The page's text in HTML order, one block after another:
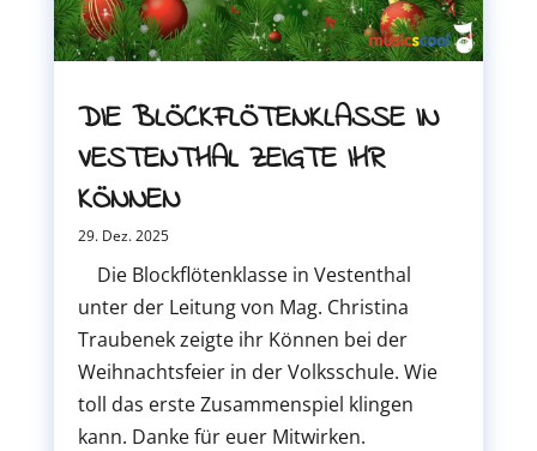
DIE BLÖCKFLÖTENKLASSE IN
VESTENTHAL ZEIGTE IHR
KÖNNEN
29. Dez. 2025
Die Blockflötenklasse in Vestenthal
unter der Leitung von Mag. Christina
Traubenek zeigte ihr Können bei der
Weihnachtsfeier in der Volksschule. Wie
toll das erste Zusammenspiel klingen
kann. Danke für euer Mitwirken.